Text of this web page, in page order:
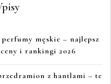
perfumy męskie – najlepsz
ceny i rankingi 2026
z hantlami – te